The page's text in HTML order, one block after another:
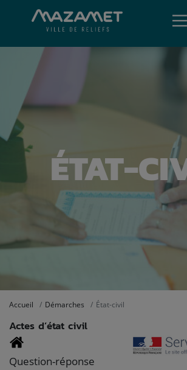
ÉTAT-
Accueil Démarches État-civil
Actes d’état civil
Question-réponse